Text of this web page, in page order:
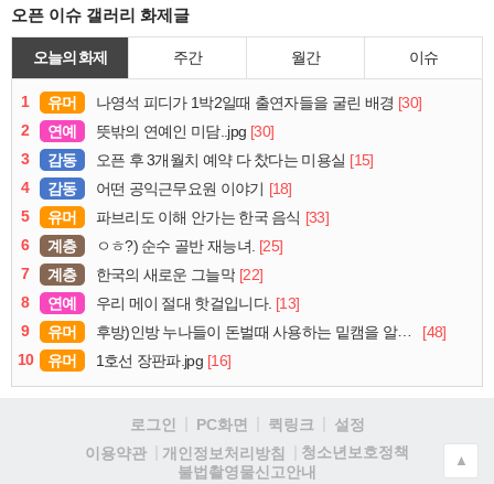
오픈 이슈 갤러리 화제글
오늘의 화제 주간 월간 이슈
1 유머 나영석 피디가 1박2일때 출연자들을 굴린 배경 [30]
2
연예 뜻밖의 연예인 미담..jpg [30]
3
감동 오픈 후 3개월치 예약 다 찼다는 미용실 [15]
4
감동 어떤 공익근무요원 이야기 [18]
5
유머 파브리도 이해 안가는 한국 음식 [33]
6
계층 ㅇㅎ?) 순수 골반 재능녀. [25]
7
계층 한국의 새로운 그늘막 [22]
8
연예 우리 메이 절대 핫걸입니다. [13]
9
유머 후방)인방 누나들이 돈벌때 사용하는 밑캠을 알아보자
[48]
10
유머 1호선 장판파.jpg [16]
로그인 PC화면 퀵링크
설정
이용약관
개인정보처리방침
청소년보호정책
불법촬영물신고안내
▲